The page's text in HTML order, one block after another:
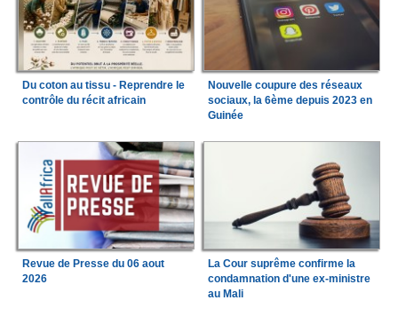
Du coton au tissu - Reprendre le
contrôle du récit africain
Nouvelle coupure des réseaux
sociaux, la 6ème depuis 2023 en
Guinée
Revue de Presse du 06 aout
2026
La Cour suprême confirme la
condamnation d'une ex-ministre
au Mali